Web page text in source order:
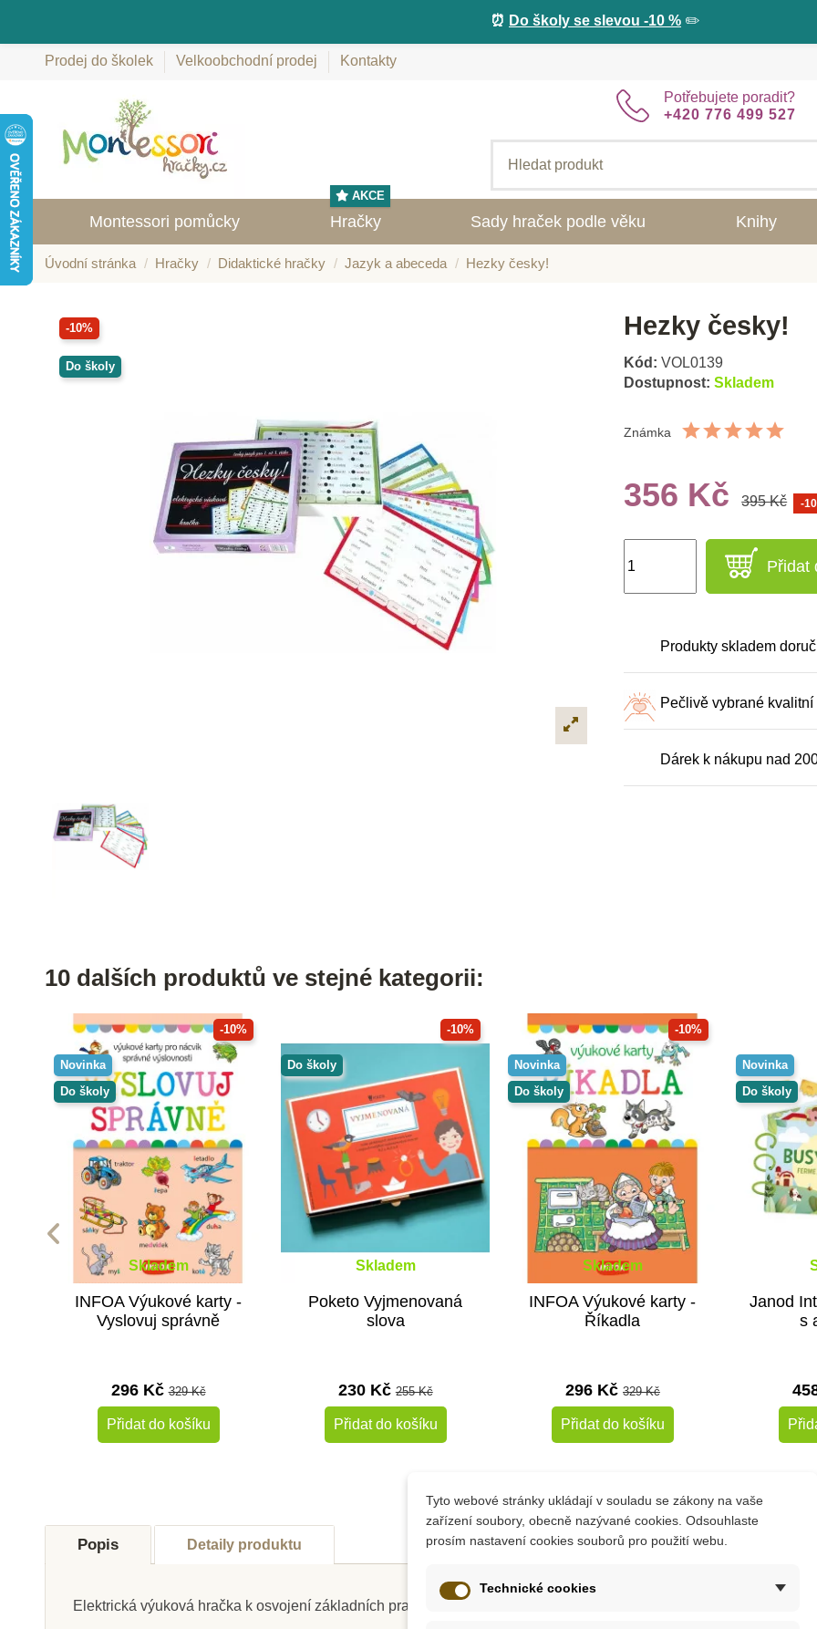
⏰ Do školy se slevou -10 % ✏️
Prodej do školek Velkoobchodní prodej Kontakty
Potřebujete poradit?
+420 776 499 527
Montessori pomůcky Hračky
AKCE
Sady hraček podle věku Knihy
Úvodní stránka Hračky Didaktické hračky Jazyk a abeceda Hezky česky!
-10%
Do školy
Hezky česky!
Kód: VOL0139
Dostupnost: Skladem
Známka
356 Kč 395 Kč -
Přidat
Produkty skladem
Pečlivě vybrané kvalitní
Dárek k nákupu nad
10 dalších produktů ve stejné kategorii:
-10%
Novinka
Do školy
Skladem
INFOA Výukové karty -
Vyslovuj správně
296 Kč329 Kč
Přidat do košíku
-10%
Do školy
Skladem
Poketo Vyjmenovaná
slova
230 Kč255 Kč
Přidat do košíku
-10%
Novinka
Do školy
Skladem
INFOA Výukové karty -
Říkadla
296 Kč 329 Kč
Přidat do košíku
Novinka
Do školy
Janod
s
Oceněné hračky
Do školy
Do školy Do školy Do školy
Popis Detaily produktu
Elektrická výuková hračka k osvojení základních pravidel českého pravopisu vyučovaných v 1. až 3. třídě základní
Tyto webové stránky ukládají v souladu se zákony na vaše
zařízení soubory, obecně nazývané cookies. Odsouhlaste
prosím nastavení cookies souborů pro použití webu.
Technické cookies